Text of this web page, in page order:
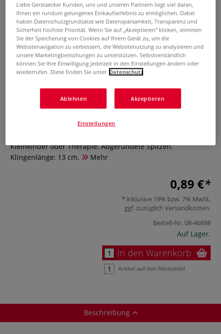
Wonday Therapeutenschere
0 Bewertungen
Die Wonday Therapeutenschere mit 4-Loch Griff ermöglicht
Kleinkinder oder Therapie. Abgerundete Spitzen.
Klingenlänge: 13 cm.
Mehr
0,89 €
inklusive 19% bzw. 7% MwSt,
ggf. zuzüglich Versandkosten.
Bestell-Nr.08-46898
Auf Lager.
In den Warenkorb
Artikel auf den Merkzettel
Beschreibung
Liebe Gerstaecker Kunden, uns und unseren Partnern liegt viel daran,
Ihnen ein rundum gelungenes Einkaufserlebnis zu ermöglichen. Dabei
haben Datenschutzgrundsätze wie Datensparsamkeit, Transparenz und
Sicherheit höchste Priorität. Wenn Sie auf „Akzeptieren“ klicken, stimmen
Sie der Speicherung von Cookies auf Ihrem Gerät zu, um die
Websitenavigation zu verbessern, die Websitenutzung zu analysieren und
unsere Marketingbemühungen zu unterstützen. Selbstverständlich
können Sie Ihre Einwilligung jederzeit in den Einstellungen ändern oder
wiederrufen. Diese finden Sie unter Datenschutz
Ablehnen Akzeptieren
Einstellungen